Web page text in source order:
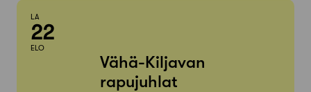
LA
22
ELO
Vähä-Kiljavan
rapujuhlat